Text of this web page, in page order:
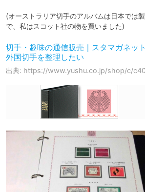
(オーストラリア切手のアルバムは日本では
で、私はスコット社の物を買いました)
切手・趣味の通信販売｜スタマガネ
外国切手を整理したい
出典: https://www.yushu.co.jp/shop/c/